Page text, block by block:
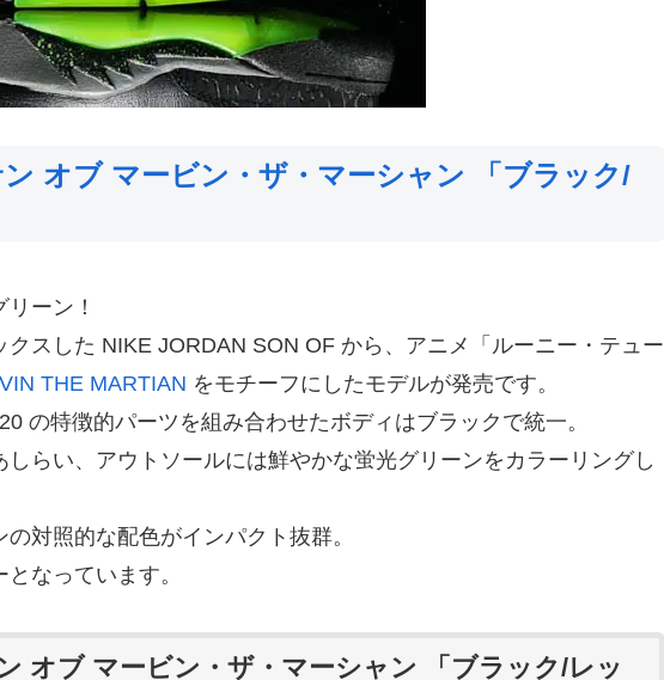
オブ マービン・ザ・マーシャン 「ブラック/
ーン！
スした NIKE JORDAN SON OF から、アニメ「ルーニー・テュー
THE MARTIAN をモチーフにしたモデルが発売です。
の特徴的パーツを組み合わせたボディはブラックで統一。
らい、アウトソールには鮮やかな蛍光グリーンをカラーリングし
対照的な配色がインパクト抜群。
なっています。
オブ マービン・ザ・マーシャン 「ブラック/レッ